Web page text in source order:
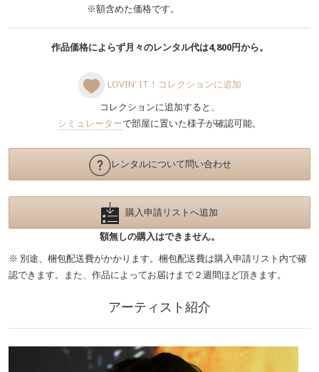
※額含めた価格です。
作品価格によらず月々のレンタル代は4,800円から。
LOVIN' IT！コレクションに追加
コレクションに追加すると、
シミュレーターで部屋に置いた様子が確認可能。
レンタルについて問い合わせ
購入申請リストへ追加
額無しの購入はできません。
※ 別途、梱包配送費がかかります。梱包配送費は購入申請リスト内で確
認できます。また、作品によってお届けまで２週間ほど頂きます。
アーティスト紹介